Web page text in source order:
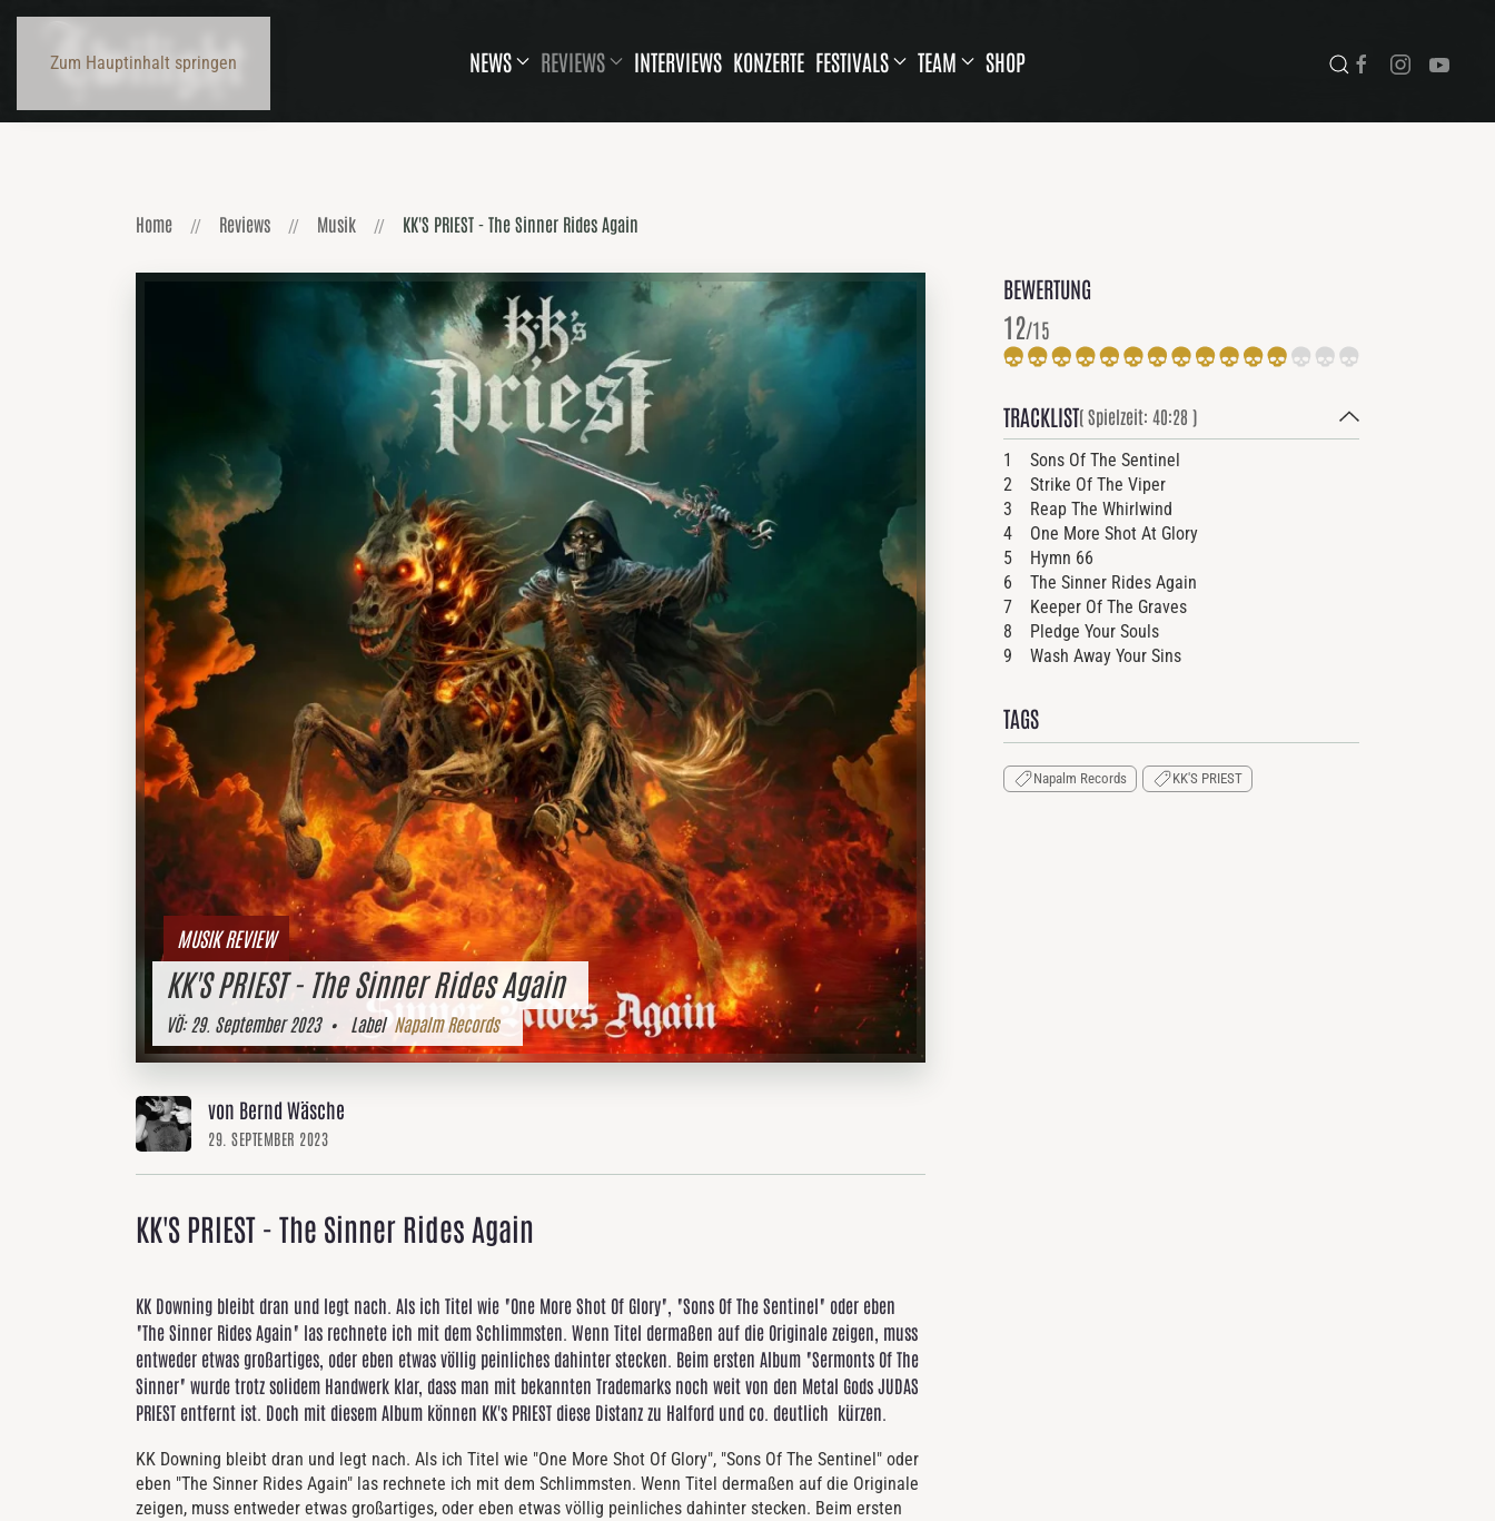
Zum Hauptinhalt springen NEWS REVIEWS INTERVIEWS KONZERTE FESTIVALS TEAM SHOP
Home Reviews Musik KK'S PRIEST - The Sinner Rides Again
MUSIK REVIEW
KK'S PRIEST - The Sinner Rides Again
VÖ:29. September 2023• Label Napalm Records
von Bernd Wäsche
29. SEPTEMBER 2023
KK'S PRIEST - The Sinner Rides Again
KK Downing bleibt dran und legt nach. Als ich Titel wie "One More Shot Of Glory", "Sons Of The Sentinel" oder eben
"The Sinner Rides Again" las rechnete ich mit dem Schlimmsten. Wenn Titel dermaßen auf die Originale zeigen, muss
entweder etwas großartiges, oder eben etwas völlig peinliches dahinter stecken. Beim ersten Album "Sermonts Of The
Sinner" wurde trotz solidem Handwerk klar, dass man mit bekannten Trademarks noch weit von den Metal Gods JUDAS
PRIEST entfernt ist. Doch mit diesem Album können KK's PRIEST diese Distanz zu Halford und co. deutlich kürzen.
KK Downing bleibt dran und legt nach. Als ich Titel wie "One More Shot Of Glory", "Sons Of The Sentinel" oder
eben "The Sinner Rides Again" las rechnete ich mit dem Schlimmsten. Wenn Titel dermaßen auf die Originale
zeigen, muss entweder etwas großartiges, oder eben etwas völlig peinliches dahinter stecken. Beim ersten
BEWERTUNG
12/15
TRACKLIST( Spielzeit: 40:28 )
1 Sons Of The Sentinel
2 Strike Of The Viper
3 Reap The Whirlwind
4 One More Shot At Glory
5 Hymn 66
6 The Sinner Rides Again
7 Keeper Of The Graves
8 Pledge Your Souls
9 Wash Away Your Sins
TAGS
Napalm Records KK'S PRIEST